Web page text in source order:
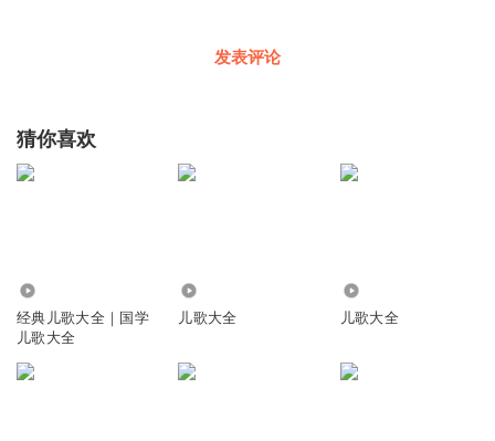
发表评论
猜你喜欢
经典儿歌大全｜国学
儿歌大全
儿歌大全 儿歌大全